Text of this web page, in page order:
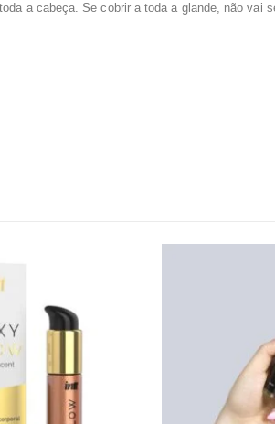
a cabeça. Se cobrir a toda a glande, não vai